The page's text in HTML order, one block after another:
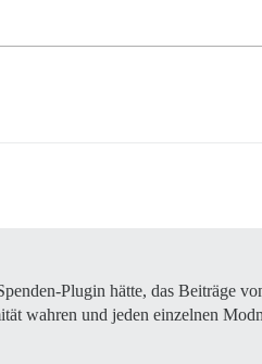
Plugin hätte, das Beiträge
wahren und jeden einzelnen